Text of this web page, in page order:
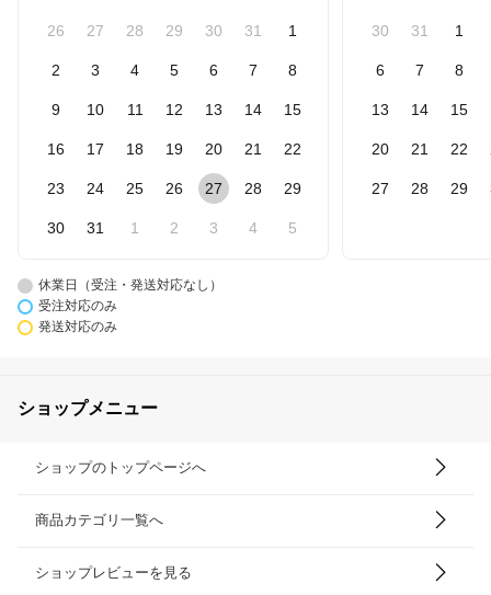
26 27 28 29 30 31 1
2 3 4 5 6 7 8
9 10 11 12 13 14 15
16 17 18 19 20 21 22
23 24 25 26 27 28 29
30 31 1 2 3 4 5
30 31 1
6 7 8
13 14 15
20 21 22
27 28 29
休業日（受注・発送対応なし）
受注対応のみ
発送対応のみ
ショップメニュー
ショップのトップページへ
商品カテゴリ一覧へ
ショップレビューを見る